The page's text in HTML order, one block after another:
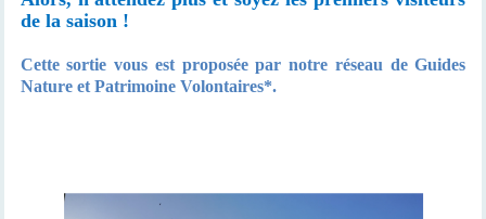
de la saison !
Cette sortie vous est proposée par notre réseau de Guides
Nature et Patrimoine Volontaires*.